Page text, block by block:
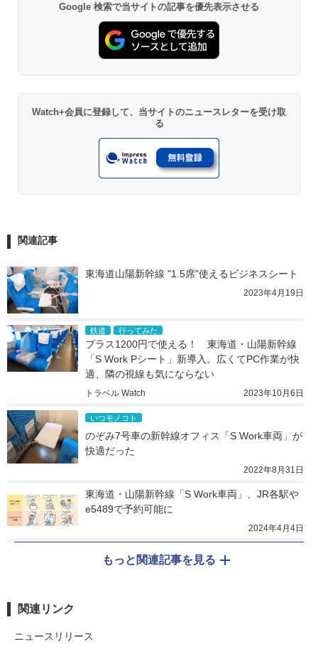
Google 検索で当サイトの記事を優先表示させる
Watch+会員に登録して、当サイトのニュースレターを受け取
る
関連記事
東海道山陽新幹線 "1.5席"使えるビジネスシート
2023年4月19日
鉄道 行ってみた
プラス1200円で使える！　東海道・山陽新幹線
「S Work Pシート」新導入。広くてPC作業が快
適、隣の視線も気にならない
トラベル Watch 2023年10月6日
いつモノコト
のぞみ7号車の新幹線オフィス「S Work車両」が
快適だった
2022年8月31日
東海道・山陽新幹線「S Work車両」、JR各駅や
e5489で予約可能に
2024年4月4日
もっと関連記事を見る
関連リンク
ニュースリリース